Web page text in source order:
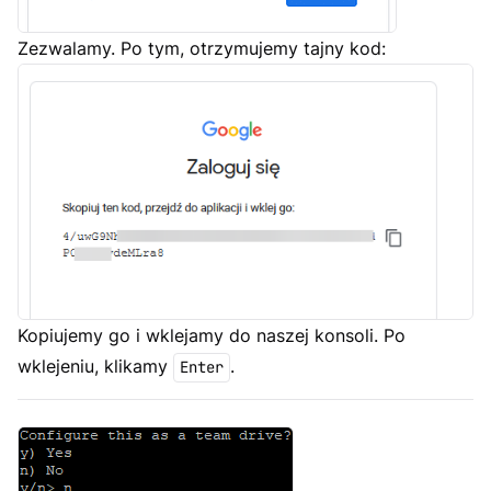
Zezwalamy. Po tym, otrzymujemy tajny kod:
Kopiujemy go i wklejamy do naszej konsoli. Po
wklejeniu, klikamy
Enter .